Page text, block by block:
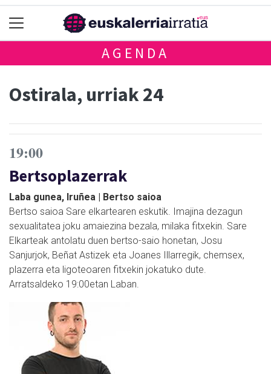
AGENDA
Ostirala, urriak 24
19:00
Bertsoplazerrak
Laba gunea, Iruñea | Bertso saioa
Bertso saioa Sare elkartearen eskutik. Imajina dezagun
sexualitatea joku amaiezina bezala, milaka fitxekin. Sare
Elkarteak antolatu duen bertso-saio honetan, Josu
Sanjurjok, Beñat Astizek eta Joanes Illarregik, chemsex,
plazerra eta ligoteoaren fitxekin jokatuko dute.
Arratsaldeko 19:00etan Laban.